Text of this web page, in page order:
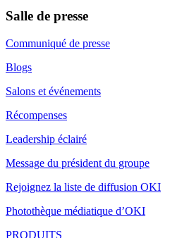
Salle de presse
Communiqué de presse
Blogs
Salons et événements
Récompenses
Leadership éclairé
Message du président du groupe
Rejoignez la liste de diffusion OKI
Photothèque médiatique d’OKI
PRODUITS